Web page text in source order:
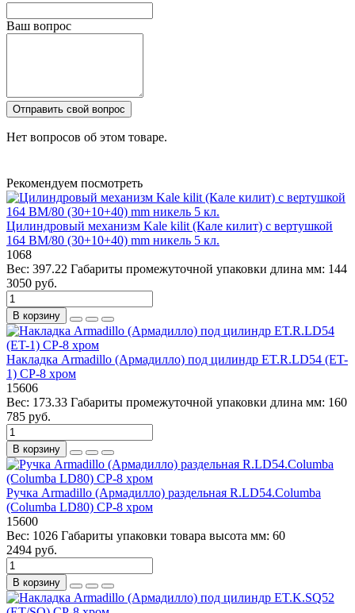
Ваш вопрос
Отправить свой вопрос
Нет вопросов об этом товаре.
Рекомендуем посмотреть
Цилиндровый механизм Kale kilit (Кале килит) с вертушкой
164 BM/80 (30+10+40) mm никель 5 кл.
1068
Вес: 397.22 Габариты промежуточной упаковки длина мм: 144
3050 руб.
В корзину
Накладка Armadillo (Армадилло) под цилиндр ET.R.LD54 (ET-
1) CP-8 хром
15606
Вес: 173.33 Габариты промежуточной упаковки длина мм: 160
785 руб.
В корзину
Ручка Armadillo (Армадилло) раздельная R.LD54.Columba
(Columba LD80) CP-8 хром
15600
Вес: 1026 Габариты упаковки товара высота мм: 60
2494 руб.
В корзину